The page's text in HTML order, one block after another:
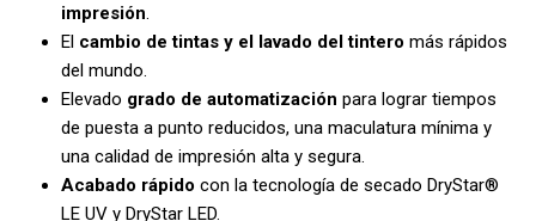
impresión
El cambio de tintas y el lavado del tintero más rápidos
del mundo.
Elevado grado de automatización para lograr tiempos
de puesta a punto reducidos, una maculatura mínima y
una calidad de impresión alta y segura.
Acabado rápido con la tecnología de secado DryStar®
LE UV y DryStar LED.